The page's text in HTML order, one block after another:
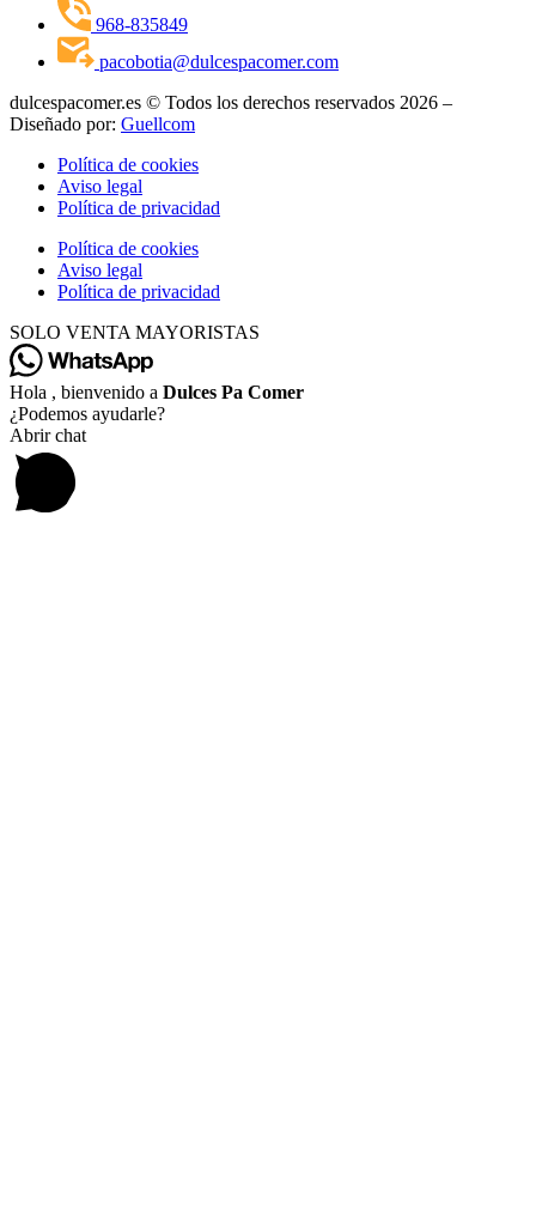
968-835849
pacobotia@dulcespacomer.com
dulcespacomer.es © Todos los derechos reservados 2026 –
Diseñado por: Guellcom
Política de cookies
Aviso legal
Política de privacidad
Política de cookies
Aviso legal
Política de privacidad
SOLO VENTA MAYORISTAS
Hola , bienvenido a Dulces Pa Comer
¿Podemos ayudarle?
Abrir chat